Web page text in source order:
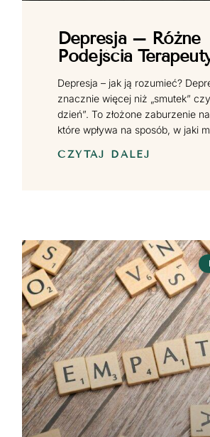
Depresja – Różne
Podejścia
Depresja – jak ją rozumieć?
znacznie więcej niż „smutek”
dzień”. To złożone zaburzenie
które wpływa na sposób, w jaki
CZYTAJ DALEJ